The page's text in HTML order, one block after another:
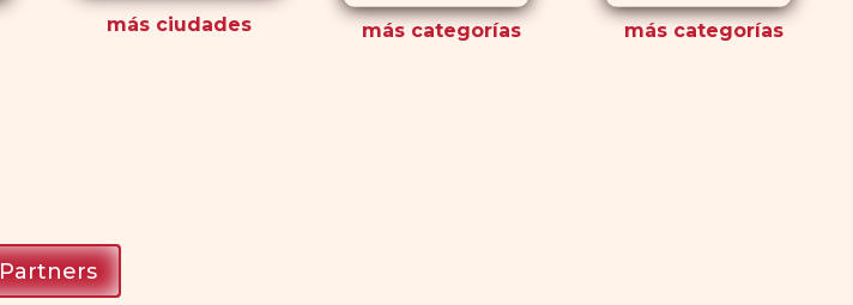
más ciudades más categorías más categorías
Partners